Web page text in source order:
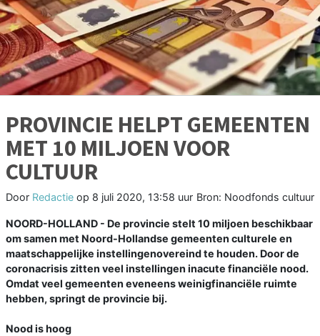
PROVINCIE HELPT GEMEENTEN
MET 10 MILJOEN VOOR
CULTUUR
Door Redactie op 8 juli 2020, 13:58 uur Bron: Noodfonds cultuur
NOORD-HOLLAND - De provincie stelt 10 miljoen beschikbaar
om samen met Noord-Hollandse gemeenten culturele en
maatschappelijke instellingenovereind te houden. Door de
coronacrisis zitten veel instellingen inacute financiële nood.
Omdat veel gemeenten eveneens weinigfinanciële ruimte
hebben, springt de provincie bij.
Nood is hoog